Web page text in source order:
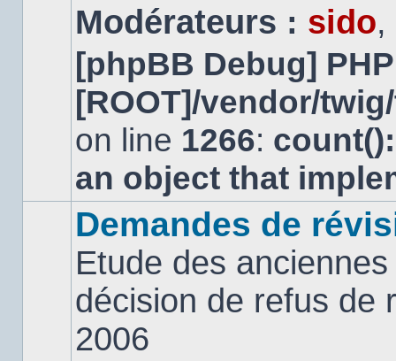
message
non
lu
Modérateurs : sido,
[phpBB Debug]
[ROOT]/vendor/
on line 1266:
an object that
Demandes de
Etude des
décision de refus de
2006